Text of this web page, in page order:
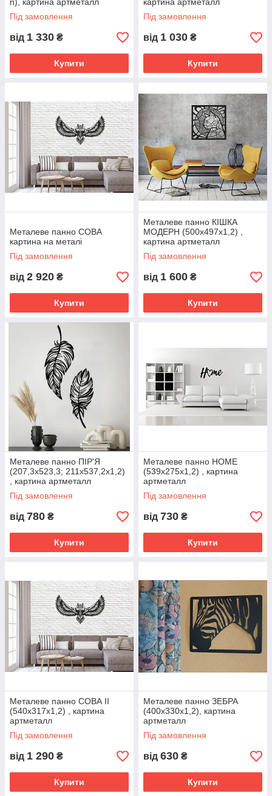
Під замовлення
від 1 330 ₴
Купити
Під замовлення
від 1 030 ₴
Купити
Металеве панно СОВА
картина на металі
Під замовлення
від 2 920 ₴
Купити
Металеве панно КІШКА
МОДЕРН (500х497х1,2) ,
картина артметалл
Під замовлення
від 1 600 ₴
Купити
Металеве панно ПІР'Я
(207,3х523,3; 211х537,2х1,2)
, картина артметалл
Під замовлення
від 780 ₴
Купити
Металеве панно HOME
(539х275х1,2) , картина
артметалл
Під замовлення
від 730 ₴
Купити
Металеве панно СОВА ІІ
(540х317х1,2) , картина
артметалл
Під замовлення
від 1 290 ₴
Купити
Металеве панно ЗЕБРА
(400х330х1,2), картина
артметалл
Під замовлення
від 630 ₴
Купити